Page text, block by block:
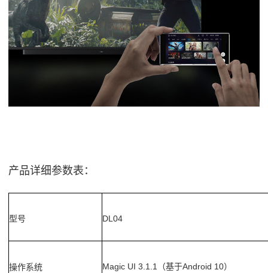
产品详细参数表：
型号 DL04
操作系统 Magic UI 3.1.1 （基于Android 10）